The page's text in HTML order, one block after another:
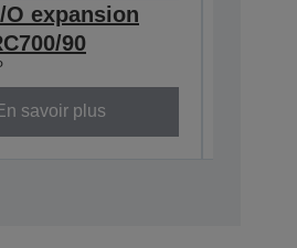
O expansion
90
savoir plus